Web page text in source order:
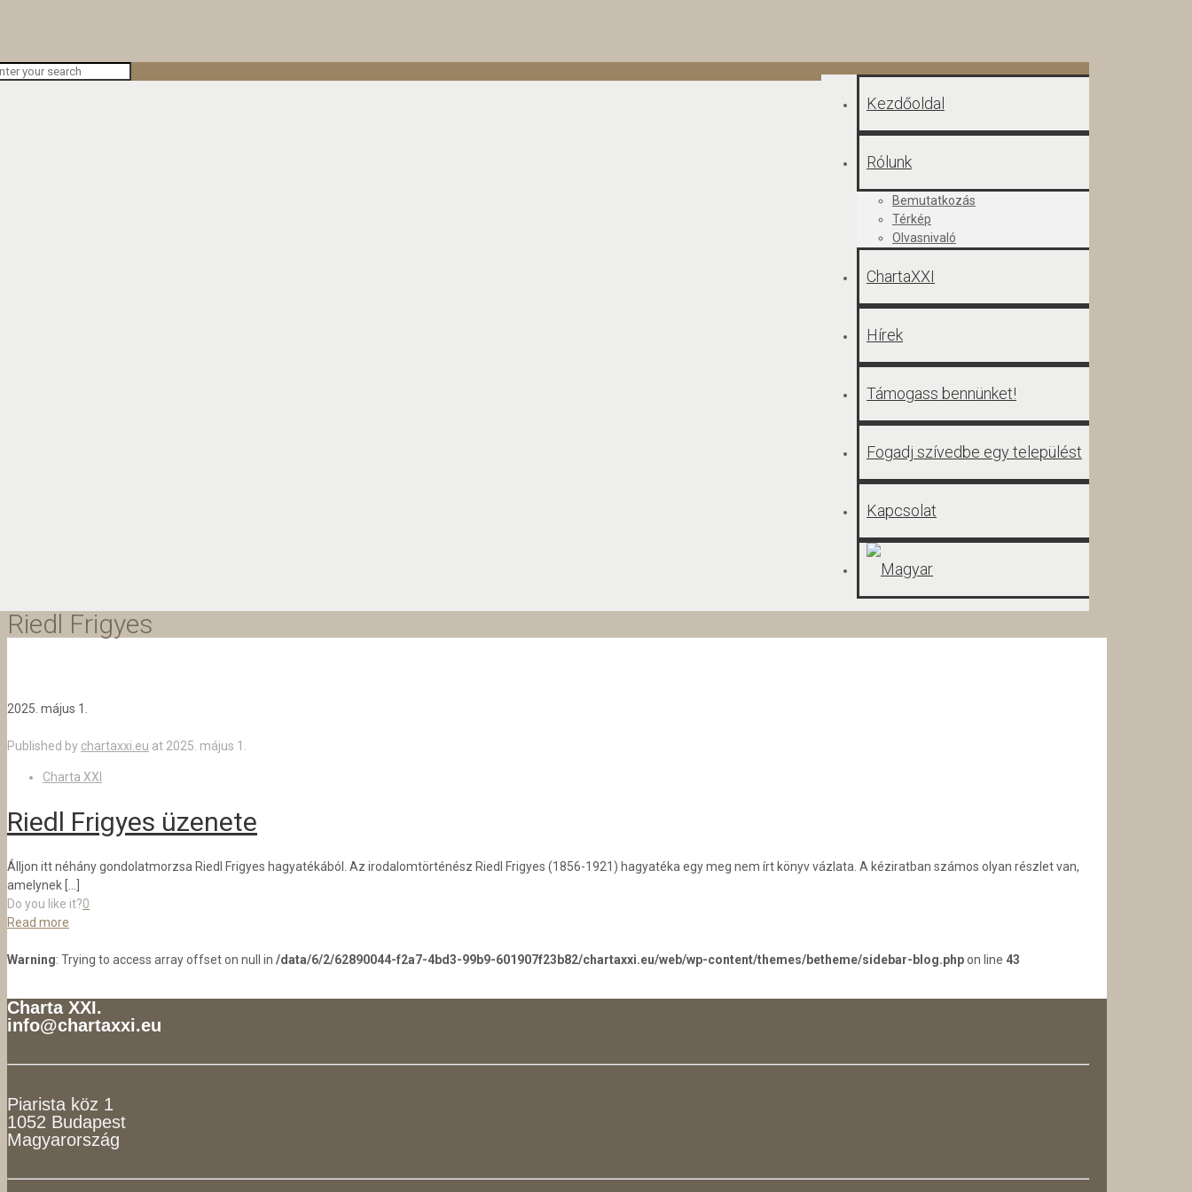
Kezdőoldal
Rólunk
Bemutatkozás
Térkép
Olvasnivaló
ChartaXXI
Hírek
Támogass bennünket!
Fogadj szívedbe egy települést
Kapcsolat
Riedl Frigyes
2025. május 1.
Published by chartaxxi.eu at 2025. május 1.
Charta XXI
Riedl Frigyes üzenete
Álljon itt néhány gondolatmorzsa Riedl Frigyes hagyatékából. Az irodalomtörténész Riedl Frigyes (1856-1921) hagyatéka egy meg nem írt könyv vázlata. A kéziratban számos olyan részlet van,
amelynek […]
Do you like it?0
Read more
Warning: Trying to access array offset on null in /data/6/2/62890044-f2a7-4bd3-99b9-601907f23b82/chartaxxi.eu/web/wp-content/themes/betheme/sidebar-blog.phpon line 43
Charta XXI.
info@chartaxxi.eu
Piarista köz 1
1052 Budapest
Magyarország